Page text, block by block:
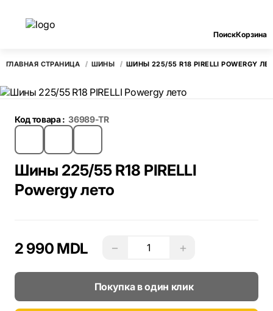
ПоискКорзина
ГЛАВНАЯ СТРАНИЦА ШИНЫ ШИНЫ 225/55 R18 PIRELLI POWERGY
Код товара : 36989-TR
Шины 225/55 R18 PIRELLI
Powergy лето
2 990 MDL − +
Покупка в один клик